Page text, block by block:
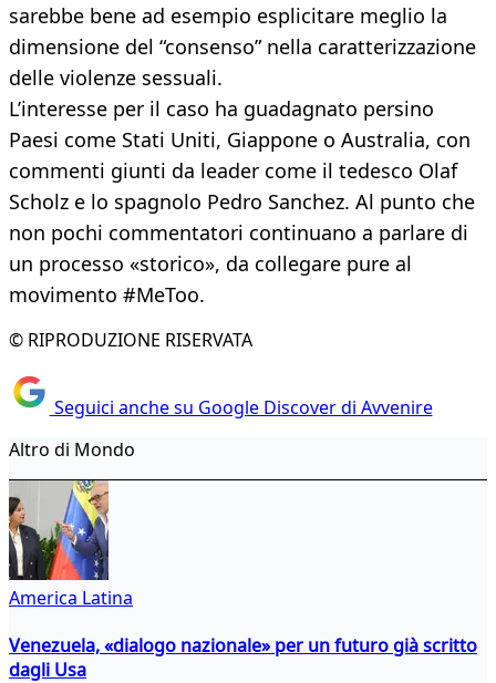
sarebbe bene ad esempio esplicitare meglio la
dimensione del “consenso” nella caratterizzazione
delle violenze sessuali.
L’interesse per il caso ha guadagnato persino
Paesi come Stati Uniti, Giappone o Australia, con
commenti giunti da leader come il tedesco Olaf
Scholz e lo spagnolo Pedro Sanchez. Al punto che
non pochi commentatori continuano a parlare di
un processo «storico», da collegare pure al
movimento #MeToo.
© RIPRODUZIONE RISERVATA
Seguici anche su Google Discover di Avvenire
Altro di Mondo
America Latina
Venezuela, «dialogo nazionale» per un futuro già scritto
dagli Usa